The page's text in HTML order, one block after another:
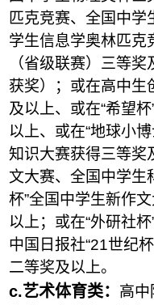
匹克竞赛、全国中
学生信息学奥林匹克
（省级联赛）三等
获奖）；或在高中生
及以上、或在“希望
以上、或在“地球小
知识大赛获得三等奖
文大赛、全国中学生
杯”全国中学生新作
以上；或在“外研社
中国日报社“21世纪
二等奖及以上。
c.艺术体育类： 高中